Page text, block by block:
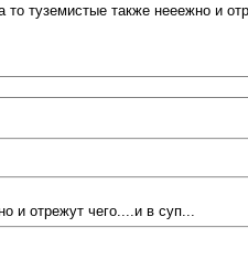
туземистые также нееежно и
и отрежут чего....и в суп...